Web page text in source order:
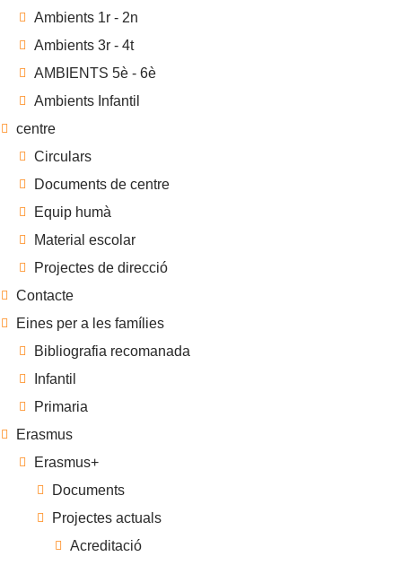
Ambients 1r - 2n
Ambients 3r - 4t
AMBIENTS 5è - 6è
Ambients Infantil
centre
Circulars
Documents de centre
Equip humà
Material escolar
Projectes de direcció
Contacte
Eines per a les famílies
Bibliografia recomanada
Infantil
Primaria
Erasmus
Erasmus+
Documents
Projectes actuals
Acreditació